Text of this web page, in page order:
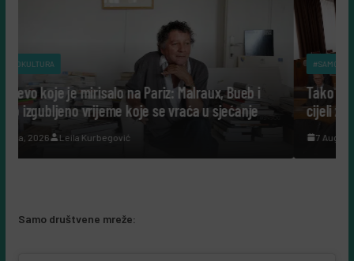
Bueb i
u sjećanje
#SAMOKULTURA
Tako su govorili: Šta nam danas
cijeli život posvetili nauci?
Samo društvene mreže: